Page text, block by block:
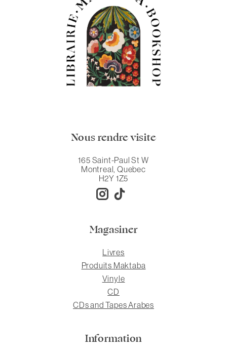
Nous rendre visite
165 Saint-Paul St W
Montreal, Quebec
H2Y 1Z5
Magasiner
Livres
Produits Maktaba
Vinyle
CD
CDs and Tapes Arabes
Information